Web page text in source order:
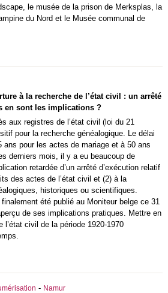
le musée de la prison de Merksplas, la
du Nord et le Musée communal de
à la recherche de l’état civil : un arrêté
en sont les implications ?
aux registres de l’état civil (loi du 21
pour la recherche généalogique. Le délai
ans pour les actes de mariage et à 50 ans
derniers mois, il y a eu beaucoup de
retardée d’un arrêté d’exécution relatif
des actes de l’état civil et (2) à la
historiques ou scientifiques.
finalement été publié au Moniteur belge ce 31
de ses implications pratiques. Mettre en
l’état civil de la période 1920-1970
- Namur